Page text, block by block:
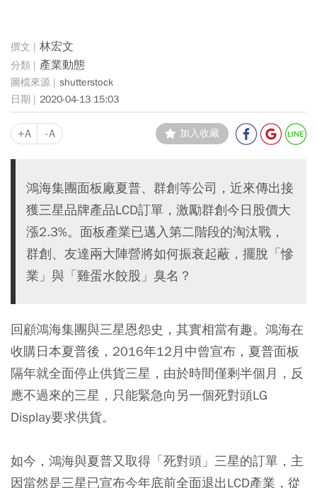
林宏文
產業動態
shutterstock
2020-04-13 15:03
+A -A 加入收藏
鴻海集團面板廠夏普、群創等公司，近來傳出接
獲三星品牌產品LCD訂單，激勵群創今日股價大
漲2.3%。面板產業已邁入第二階段的淘汰戰，
群創、友達兩大陣營將如何振衰起蔽，擺脫「慘
業」與「雞蛋水餃股」臭名？
回顧鴻海集團與三星恩怨史，其實相當有趣。鴻海在
收購日本夏普後，2016年12月中曾宣布，夏普面板
隔年就全面停止供貨三星，由於時間僅剩半個月，反
應不過來的三星，只能緊急向另一個死對頭LG
Display要求供貨。
如今，鴻海與夏普又取得「死對頭」三星的訂單，主
因當然是三星已宣布今年底前全面退出LCD產業，從